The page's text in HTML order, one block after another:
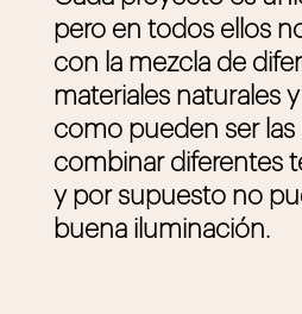
pero en todos ellos
con la mezcla de
materiales naturales
como pueden ser las
combinar diferentes
y por supuesto no
buena iluminación.